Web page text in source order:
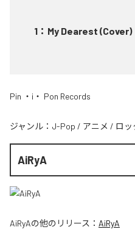
1 ： My Dearest (Cover)
Pin ・i・ Pon Records
ジャンル： J-Pop / アニメ / ロッ
AiRyA
AiRyAの他のリリース： AiRyA